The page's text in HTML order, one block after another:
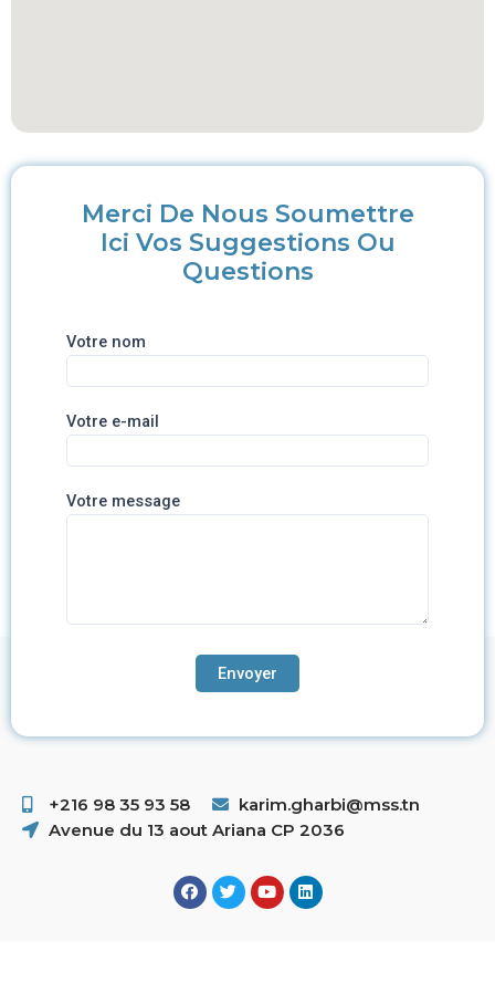
Merci De Nous Soumettre
Ici Vos Suggestions Ou
Questions
Votre nom
Votre e-mail
Votre message
+216 98 35 93 58 ​
karim.gharbi@mss.tn
Avenue du 13 aout Ariana CP 2036